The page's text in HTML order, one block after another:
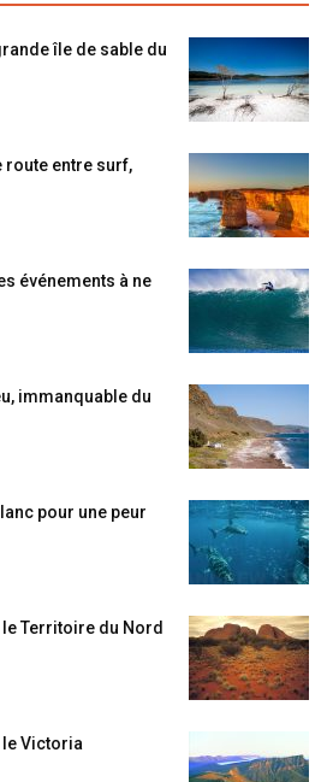
île de sable du
route entre surf,
événements à ne
immanquable du
pour une peur
Territoire du Nord
Victoria